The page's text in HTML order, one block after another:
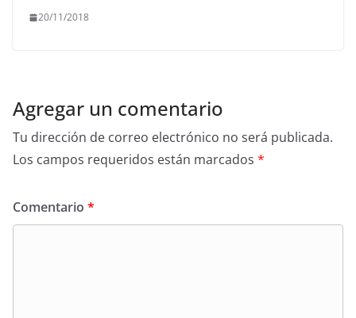
20/11/2018
Agregar un comentario
Tu dirección de correo electrónico no será publicada.
Los campos requeridos están marcados *
Comentario *